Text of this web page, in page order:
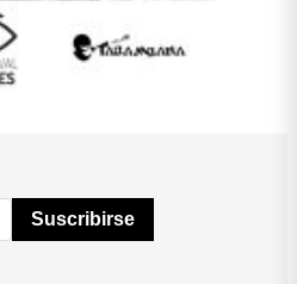
Suscribirse